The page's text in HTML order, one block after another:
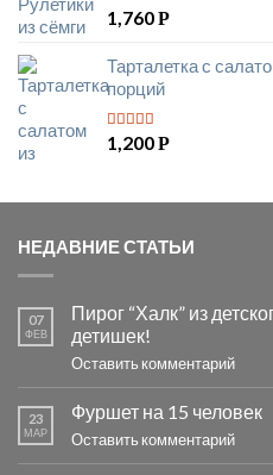
1,760Р
Тарталетка с
порций
5 из 5
1,200Р
НЕДАВНИЕ СТАТЬИ
07
ФЕВ
Пирог “Халк” из
детишек!
Оставить комментарий
23
МАР
Фуршет на 15 человек
Оставить комментарий